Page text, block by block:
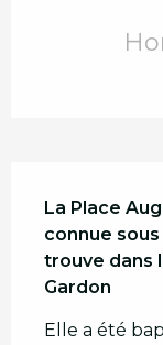
Description
La Place
connue
trouve dans
Gardon
Elle a été